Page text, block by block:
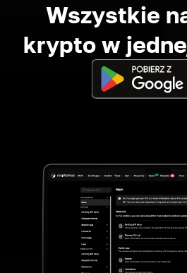
Wszystkie
krypto w